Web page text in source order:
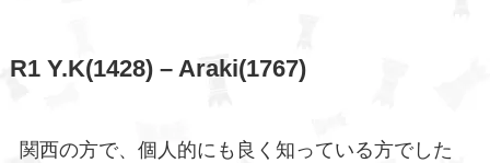
R1 Y.K(1428) – Araki(1767)
関西の方で、個人的にも良く知っている方でした